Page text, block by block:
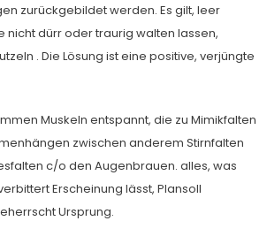
zurückgebildet werden. Es gilt, leer
nicht dürr oder traurig walten lassen,
. Die Lösung ist eine positive, verjüngte
Muskeln entspannt, die zu Mimikfalten
zwischen anderem Stirnfalten
c/o den Augenbrauen. alles, was
Erscheinung lässt, Plansoll
Ursprung.